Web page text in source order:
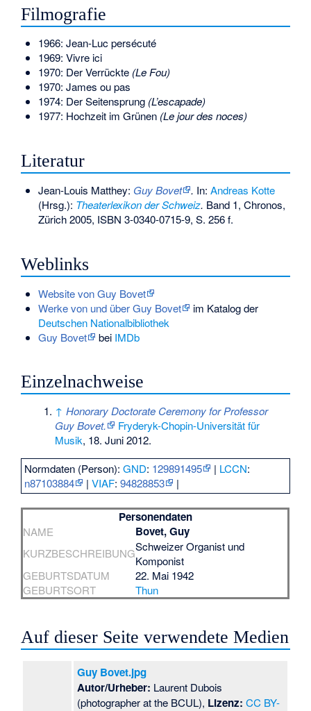
Filmografie
1966: Jean-Luc persécuté
1969: Vivre ici
1970: Der Verrückte (Le Fou)
1970: James ou pas
1974: Der Seitensprung (L’escapade)
1977: Hochzeit im Grünen (Le jour des noces)
Literatur
Jean-Louis Matthey: Guy Bovet . In: Andreas Kotte
(Hrsg.): Theaterlexikon der Schweiz. Band 1, Chronos,
Zürich 2005, ISBN 3-0340-0715-9, S. 256 f.
Weblinks
Website von Guy Bovet
Werke von und über Guy Bovet
im Katalog der
Deutschen Nationalbibliothek
Guy Bovet
bei IMDb
Einzelnachweise
↑ Honorary Doctorate Ceremony for Professor
Guy Bovet.
Fryderyk-Chopin-Universität für
Musik, 18. Juni 2012.
Normdaten (Person):GND: 129891495 | LCCN:
n87103884
|VIAF:94828853 |
Personendaten
NAME Bovet, Guy
KURZBESCHREIBUNGSchweizer Organist und
Komponist
GEBURTSDATUM
22. Mai 1942
GEBURTSORT
Thun
Auf dieser Seite verwendete Medien
Guy Bovet.jpg
Autor/Urheber: Laurent Dubois
(photographer at the BCUL), Lizenz: CC BY-